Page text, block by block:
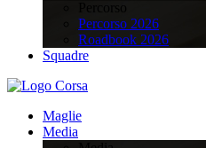
Percorso 2026
Roadbook 2026
Squadre
Maglie
Media